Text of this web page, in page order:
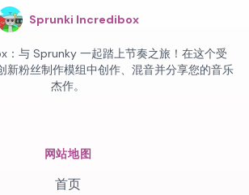
Sprunki Incredibox
与 Sprunky 一起踏上节奏之旅！在这个受
粉丝制作模组中创作、混音并分享您的音乐
杰作。
网站地图
首页